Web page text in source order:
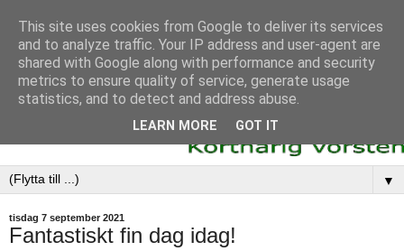
▼
tisdag 7 september 2021
Fantastiskt fin dag idag!
This site uses cookies from Google to deliver its services
and to analyze traffic. Your IP address and user-agent are
shared with Google along with performance and security
metrics to ensure quality of service, generate usage
statistics, and to detect and address abuse.
LEARN MORE GOT IT